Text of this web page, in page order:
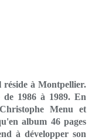
à Montpellier.
1986 à 1989. En
Menu et
album 46 pages
à développer son